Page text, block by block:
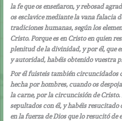
la fe que os enseñaron, y rebosad
os esclavice mediante la vana falacia
tradiciones humanas, según los
Cristo. Porque es en Cristo en quien
plenitud de la divinidad, y por él, que
y autoridad, habéis obtenido vuestra
Por él fuisteis también circuncidados
hecha por hombres, cuando os
la carne, por la circuncisión de
sepultados con él, y habéis resucitado
en la fuerza de Dios que lo resucitó de